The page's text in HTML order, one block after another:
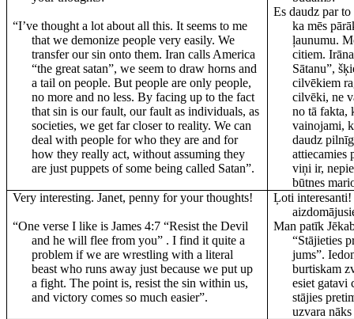
“I’ve thought a lot about all this. It seems to me
that we demonize people very easily. We
transfer our sin onto them. Iran calls America
“the great satan”, we seem to draw horns and
a tail on people. But people are only people,
no more and no less. By facing up to the fact
that sin is our fault, our fault as individuals, as
societies, we get far closer to reality. We can
deal with people for who they are and for
how they really act, without assuming they
are just puppets of some being called Satan”.
Es daudz par
ka mēs
ļaunumu.
citiem.
Sātanu”,
cilvēkiem
cilvēki, ne
no tā fakta,
vainojami,
daudz
attiecamies
viņi ir,
būtnes
Very interesting. Janet, penny for your thoughts!
“One verse I like is James 4:7 “Resist the Devil
and he will flee from you” . I find it quite a
problem if we are wrestling with a literal
beast who runs away just because we put up
a fight. The point is, resist the sin within us,
and victory comes so much easier”.
Ļoti
Man patīk
“Stājieties
jums”.
burtiskam
esiet gatavi
stājies
uzvara